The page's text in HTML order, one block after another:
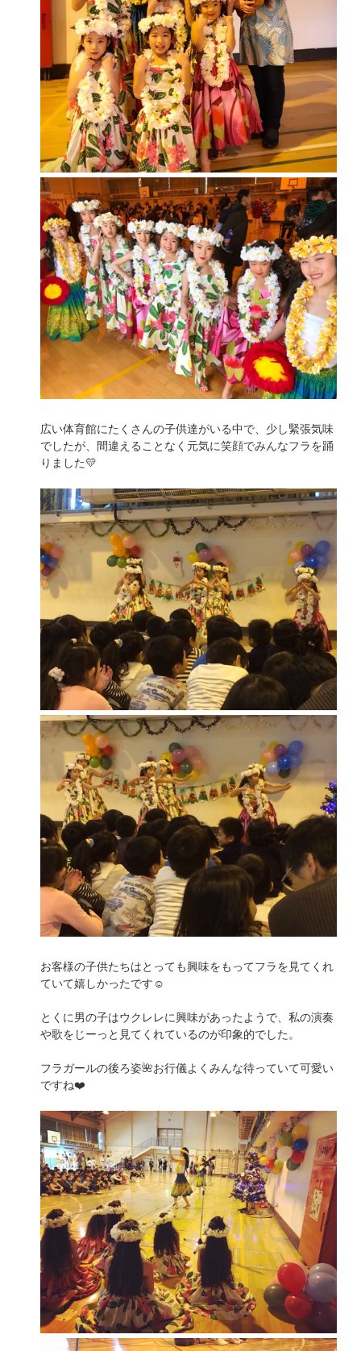
広い体育館にたくさんの子供達がいる中で、少し緊張気味
でしたが、間違えることなく元気に笑顔でみんなフラを踊
りました💛
お客様の子供たちはとっても興味をもってフラを見てくれ
ていて嬉しかったです☺️
とくに男の子はウクレレに興味があったようで、私の演奏
や歌をじーっと見てくれているのが印象的でした。
フラガールの後ろ姿🌺お行儀よくみんな待っていて可愛い
ですね❤️